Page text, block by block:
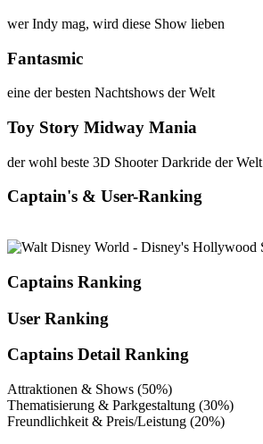
wer Indy mag, wird diese Show lieben
Fantasmic
eine der besten Nachtshows der Welt
Toy Story Midway Mania
der wohl beste 3D Shooter Darkride der Welt
Captain's & User-Ranking
Captains Ranking
User Ranking
Captains Detail Ranking
Attraktionen & Shows (50%)
Thematisierung & Parkgestaltung (30%)
Freundlichkeit & Preis/Leistung (20%)